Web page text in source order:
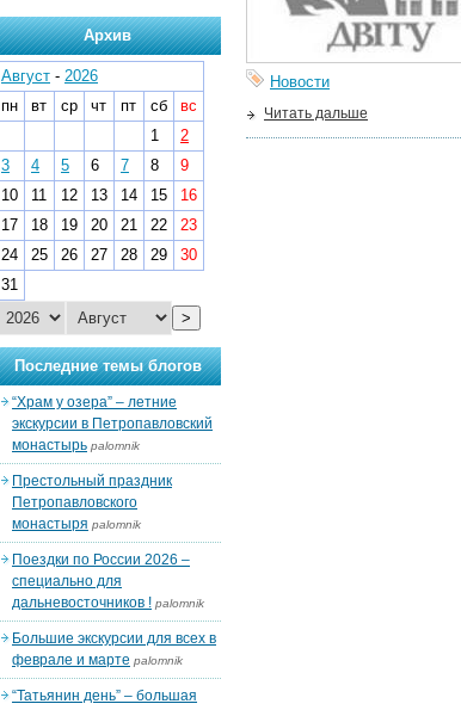
Новости
Читать дальше
Архив
Август - 2026
пн
вт ср чт пт сб
вс
1
2
3
4 5 6 7 8
9
10
11 12 13 14 15
16
17
18 19 20 21 22
23
24
25 26 27 28 29
30
31
>
Последние темы блогов
“Храм у озера” – летние
экскурсии в Петропавловский
монастырь palomnik
Престольный праздник
Петропавловского
монастыря palomnik
Поездки по России 2026 –
специально для
дальневосточников ! palomnik
Большие экскурсии для всех в
феврале и марте palomnik
“Татьянин день” – большая